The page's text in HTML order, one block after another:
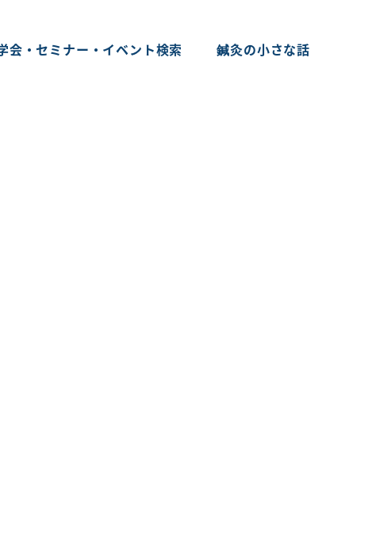
会・セミナー・イベント検索 鍼灸の小さな話